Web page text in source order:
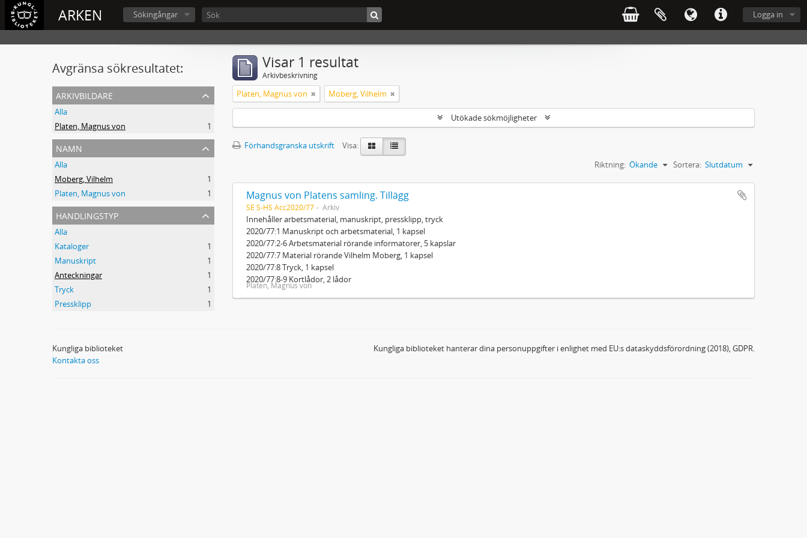
ARKEN Logga in
Sökingångar
Avgränsa sökresultatet:
arkivbildare
Alla
Platen, Magnus von
1
namn
Alla
Moberg, Vilhelm
1
Platen, Magnus von
1
handlingstyp
Alla
Kataloger
1
Manuskript
1
Anteckningar
1
Tryck
1
Pressklipp
1
Visar 1 resultat
Arkivbeskrivning
Platen, Magnus von Moberg, Vilhelm
Utökade sökmöjligheter
Förhandsgranska utskrift
Visa:
Sortera: Slutdatum
Riktning: Ökande
Magnus von Platens samling. Tillägg
SE S-HS Acc2020/77 Arkiv
Innehåller arbetsmaterial, manuskript, pressklipp, tryck
2020/77:1 Manuskript och arbetsmaterial, 1 kapsel
2020/77:2-6 Arbetsmaterial rörande informatorer, 5 kapslar
2020/77:7 Material rörande Vilhelm Moberg, 1 kapsel
2020/77:8 Tryck, 1 kapsel
2020/77:8-9 Kortlådor, 2 lådor
Platen, Magnus von
Kungliga biblioteket
Kontakta oss
Kungliga biblioteket hanterar dina personuppgifter i enlighet med EU:s dataskyddsförordning (2018), GDPR.